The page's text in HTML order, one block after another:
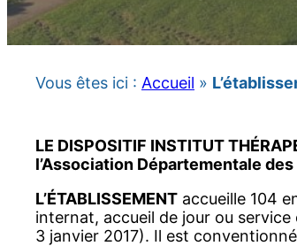
Vous êtes ici : Accueil »
LE DISPOSITIF INSTITUT
l’Association Départementale
L’ÉTABLISSEMENT accueille 104
internat, accueil de jour ou service
3 janvier 2017). Il est